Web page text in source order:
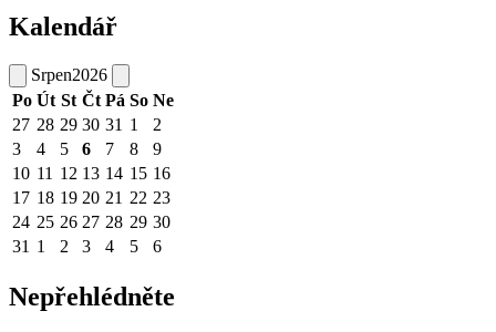
Kalendář
Srpen2026
Po Út St Čt Pá So Ne
27 28 29 30 31 1
2
3
4 5 6 7 8
9
10 11 12 13 14 15 16
17 18 19 20 21 22 23
24 25 26 27 28 29 30
31 1 2 3 4 5 6
Nepřehlédněte